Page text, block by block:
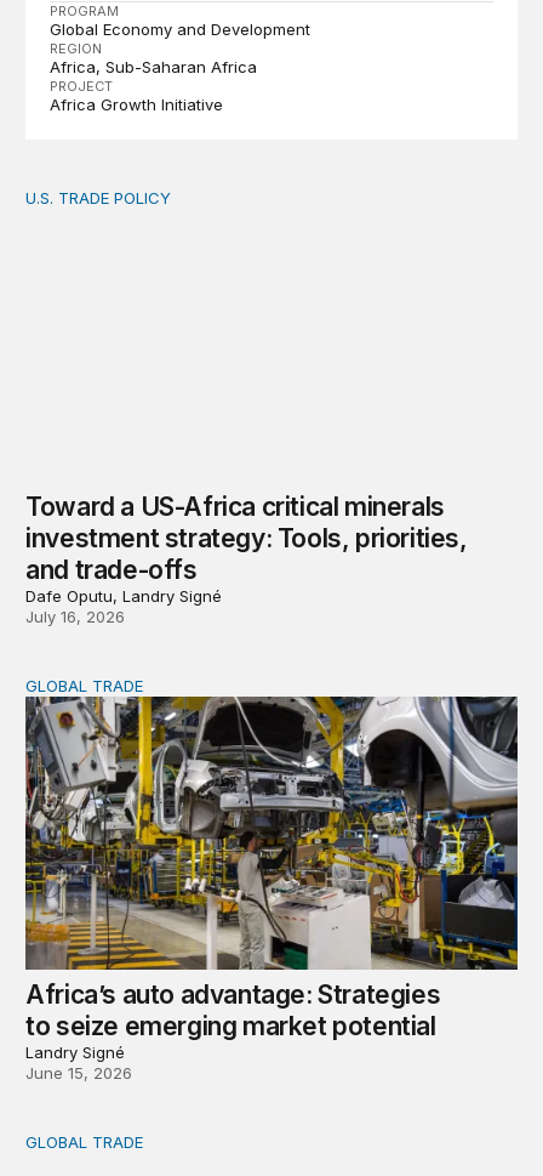
PROGRAM
Global Economy and Development
REGION
Africa Sub-Saharan Africa
PROJECT
Africa Growth Initiative
Toward a US-Africa critical minerals investment
U.S. TRADE POLICY
Toward a US-Africa critical minerals
investment strategy: Tools, priorities,
and trade-offs
Dafe Oputu, Landry Signé
July 16, 2026
Africa’s auto advantage: Strategies to seize emerging
GLOBAL TRADE
Africa’s auto advantage: Strategies
to seize emerging market potential
Landry Signé
June 15, 2026
How Africa can benefit from the global mineral rush
GLOBAL TRADE